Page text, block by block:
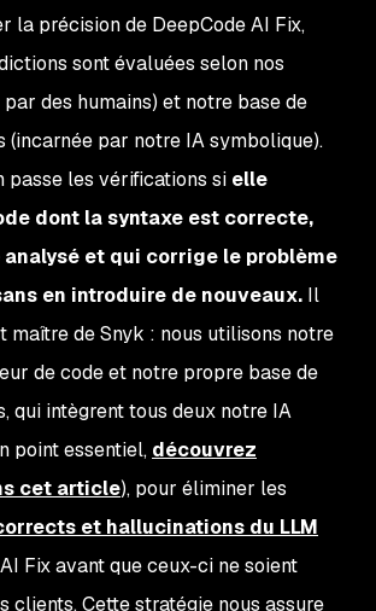
la précision de DeepCode AI Fix,
sont évaluées selon nos
des humains) et notre base de
(incarnée par notre IA symbolique).
passe les vérifications si elle
dont la syntaxe est correcte,
et qui corrige le problème
en introduire de nouveaux. Il
maître de Snyk : nous utilisons notre
de code et notre propre base de
qui intègrent tous deux notre IA
point essentiel, découvrez
cet article), pour éliminer les
et hallucinations du LLM
Fixavantque ceux-ci ne soient
clients. Cette stratégie nous assure